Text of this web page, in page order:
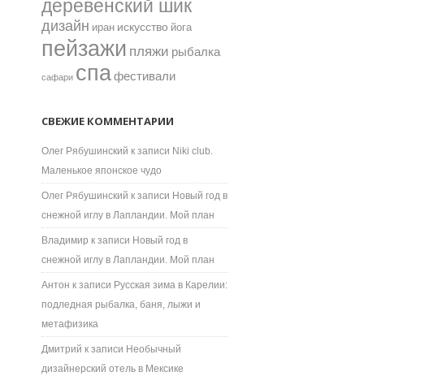
деревенский шик
дизайн иран искусство йога
пейзажи пляжи рыбалка
сафари спафестивали
СВЕЖИЕ КОММЕНТАРИИ
Олег Рябушинский к записи Niki club.
Маленькое японское чудо
Олег Рябушинский к записи Новый год в
снежной иглу в Лапландии. Мой план
Владимир к записи Новый год в
снежной иглу в Лапландии. Мой план
Антон к записи Русская зима в Карелии:
подледная рыбалка, баня, лыжи и
метафизика
Дмитрий к записи Необычный
дизайнерский отель в Мексике